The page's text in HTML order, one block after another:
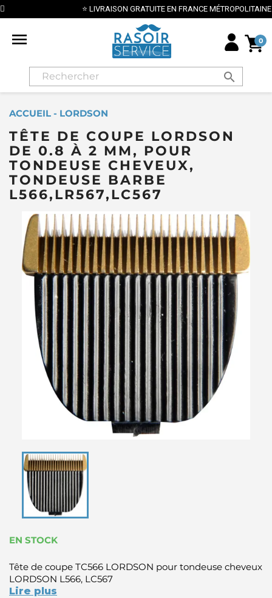
⭐ LIVRAISON GRATUITE EN FRANCE MÉTROPOLITAINE DÈS 70€ ⭐
 0
search
ACCUEIL - LORDSON
TÊTE DE COUPE LORDSON
DE 0.8 À 2 MM, POUR
TONDEUSE CHEVEUX,
TONDEUSE BARBE
L566,LR567,LC567
EN STOCK
Tête de coupe TC566 LORDSON pour tondeuse cheveux
LORDSON L566, LC567
Lire plus